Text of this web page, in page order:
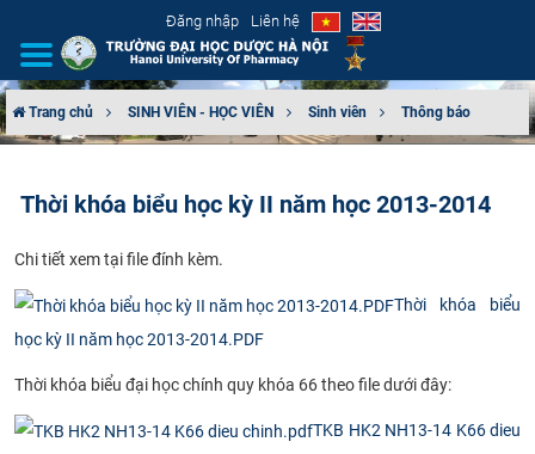
Đăng nhập Liên hệ
CƠ CẤU TỔ CHỨC
TUYỂN SINH
ĐÀO TẠO
ĐẢM BẢO CHẤT LƯỢNG
Trang chủ SINH VIÊN - HỌC VIÊN Sinh viên Thông báo
Thời khóa biểu học kỳ II năm học 2013-2014
Chi tiết xem tại file đính kèm.
Thời khóa biểu
học kỳ II năm học 2013-2014.PDF
Thời khóa biểu đại học chính quy khóa 66 theo file dưới đây:
TKB HK2 NH13-14 K66 dieu